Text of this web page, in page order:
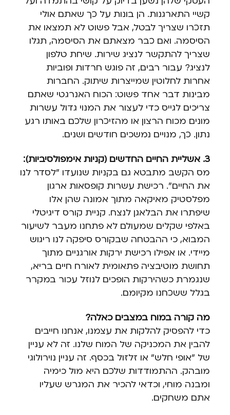
קשיי התארגנות. הן בונות על כך שאתם אולי
תזכרו שצריך לבטל, אבל פשוט לא תמצאו את
הסיסמה. ואם כבר מצאתם את הסיסמה, תגלו
שצריך להתקשר לנציג שירות. שיחת טלפון
לנציג? עבור רבים, זה פוגש חרדות ופוביות
אחרות לחלוטין שמייצרות שיתוק. החברות
מבינות דבר אחד פשוט: הכוח האנרגטי שאתם
צריכים לגייס כדי לעצור את המנוי גדול עשרות
מונים מכוח הרצון או מהזיכרון שלכם באותו רגע
נתון. כך, מנויים נמשכים חודשים ושנים.
3. אשליית החיים החדשים (קניות אימפולסיביות):
מס הקשב מתבטא גם בקניות שנועדו "לסדר לנו
את החיים". רכישת עשרות קופסאות ארגון
מפלסטיק מאיקאה מתוך אמונה שהן אלו
שיפתרו את הבלאגן לנצח. קניית קורס דיגיטלי
באלפי שקלים שמעולם לא פתחנו מעבר לשיעור
המבוא, כי ההבטחה שבקורס סיפקה לנו ריגוש
מיידי. או אפילו רכישת ירקות אורגניים מתוך
תחושת מוטיבציה פתאומית לאורח חיים בריא,
שנגמרת כשהירקות הופכים לנוזל עכור במקרר
בגלל ששכחנו מקיומם.
מה קורה במוח במצבים כאלה?
כדי להפסיק להלקות את עצמנו, אנחנו חייבים
להבין את המכניקה של המוח שלנו. זה לא עניין
של "אופי חלש" או זלזול בכסף. זה עניין נוירולוגי
מובהק. ההתמודדות שלכם היא מול כימיה
ומבנה מוחי, וכדאי להכיר את המגרש שעליו
אתם משחקים.